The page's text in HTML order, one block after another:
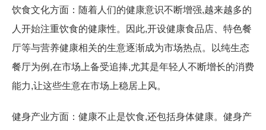
饮食文化方面：随着人们的健康意识不断增强,越来越多的
人开始注重饮食的健康性。因此,开设健康食品店、特色餐
厅等与营养健康相关的生意逐渐成为市场热点。以纯生态
餐厅为例,在市场上备受追捧,尤其是年轻人不断增长的消费
能力,让这些生意在市场上稳居上风。
健身产业方面：健康不止是饮食,还包括身体健康。健身产